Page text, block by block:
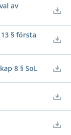
av
§ första
8 § SoL